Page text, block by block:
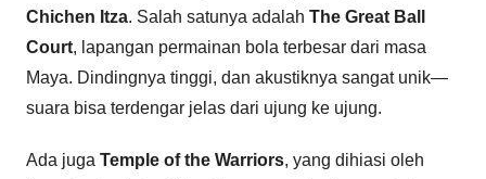
Chichen Itza. Salah satunya adalah The Great Ball
Court, lapangan permainan bola terbesar dari masa
Maya. Dindingnya tinggi, dan akustiknya sangat unik—
suara bisa terdengar jelas dari ujung ke ujung.
Ada juga Temple of the Warriors, yang dihiasi oleh